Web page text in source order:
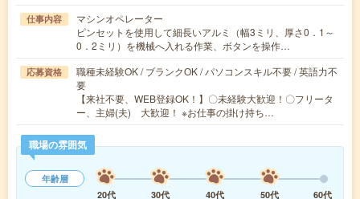
仕事内容
マシンオペレーター
ピンセットを使用して細長いアルミ（幅3ミリ、厚さ0．1～
0．2ミリ）を機械へ入れる作業、ボタンを操作…
応募資格
職種未経験OK / ブランクOK / パソコンスキル不要 / 英語力不
要
【来社不要、WEB登録OK！】〇未経験大歓迎！〇フリータ
ー、主婦(夫) 大歓迎！ ※お仕事の掛け持ち…
職場の雰囲気
年齢層
20代
30代 40代 50代 60代